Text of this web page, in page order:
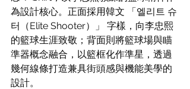
為設計核心。正面採用韓文 「엘리트 슈
터（Elite Shooter）」 字樣，向李忠熙
的籃球生涯致敬；背面則將籃球場與瞄
準器概念融合，以籃框化作準星，透過
幾何線條打造兼具街頭感與機能美學的
設計。